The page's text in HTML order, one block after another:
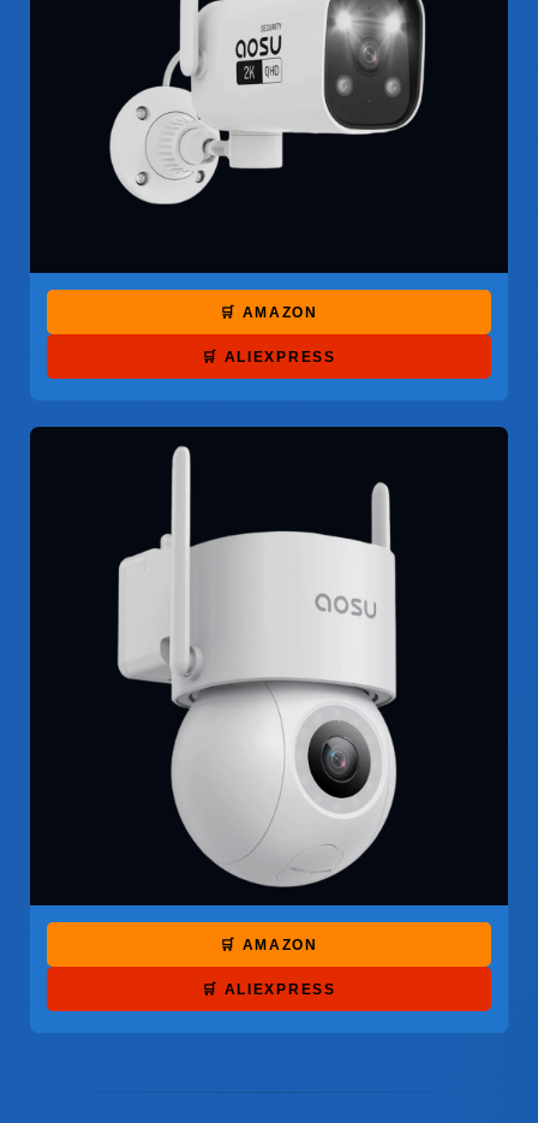
🛒 AMAZON
🛒 ALIEXPRESS
🛒 AMAZON
🛒 ALIEXPRESS